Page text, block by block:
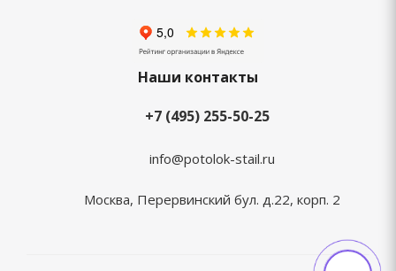
Наши контакты
+7 (495) 255-50-25
info@potolok-stail.ru
Москва, Перервинский бул. д.22, корп. 2